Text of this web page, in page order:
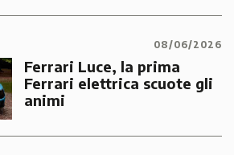
08/06/2026
Ferrari Luce, la prima
Ferrari elettrica scuote gli
animi